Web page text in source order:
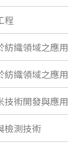
程
紡織領域之應用
紡織領域之應用
技術開發與應用
檢測技術